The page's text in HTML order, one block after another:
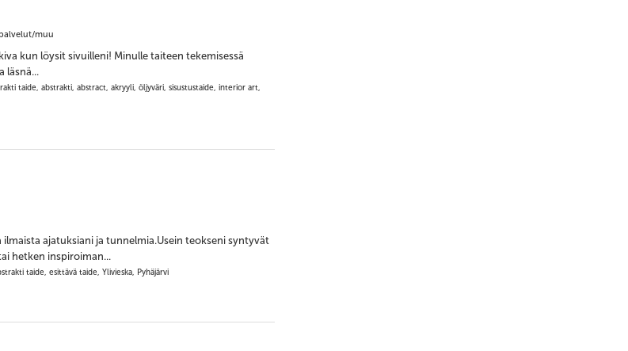
muu
kun löysit sivuilleni! Minulle taiteen tekemisessä
läsnä...
taide, abstrakti, abstract, akryyli, öljyväri, sisustustaide, interior art,
ajatuksiani ja tunnelmia.Usein teokseni syntyvät
hetken inspiroiman...
taide, esittävä taide, Ylivieska, Pyhäjärvi